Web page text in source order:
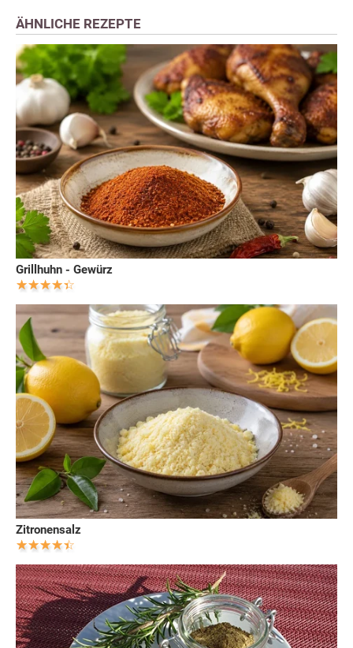
ÄHNLICHE REZEPTE
Grillhuhn - Gewürz
Zitronensalz